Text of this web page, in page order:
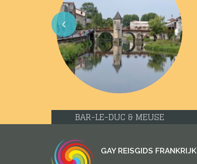
Previous
NANCY & MEURTHE-ET-MOSELLE
GAY REISGIDS FRANKRIJK